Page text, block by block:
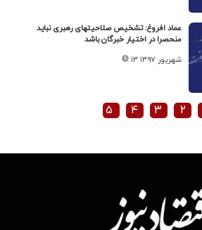
عماد افروغ: تشخیص صلاحیتهای رهبری نباید
منحصرا در اختیار خبرگان باشد
۱۳ شهریور ۱۳۹۷
۲ ۳ ۴ ۵